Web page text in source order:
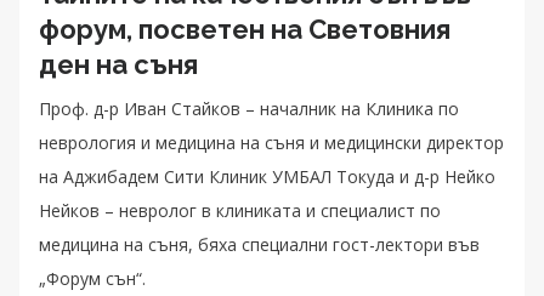
форум, посветен на Световния
ден на съня
Проф. д-р Иван Стайков – началник на Клиника по
неврология и медицина на съня и медицински директор
на Аджибадем Сити Клиник УМБАЛ Токуда и д-р Нейко
Нейков – невролог в клиниката и специалист по
медицина на съня, бяха специални гост-лектори във
„Форум сън“.